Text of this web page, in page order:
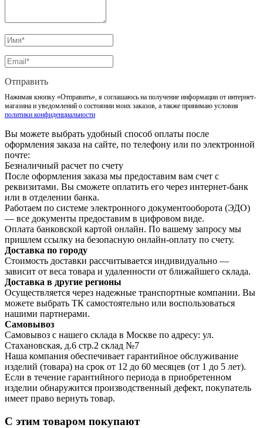
Отправить
Нажимая кнопку «Отправить», я соглашаюсь на получение информации от интернет-
магазина и уведомлений о состоянии моих заказов, а также принимаю условия
политики конфиденциальности
Вы можете выбрать удобный способ оплаты после
оформления заказа на сайте, по телефону или по электронной
почте:
Безналичный расчет по счету
После оформления заказа мы предоставим вам счет с
реквизитами. Вы сможете оплатить его через интернет-банк
или в отделении банка.
Работаем по системе электронного документооборота (ЭДО)
— все документы предоставим в цифровом виде.
Оплата банковской картой онлайн. По вашему запросу мы
пришлем ссылку на безопасную онлайн-оплату по счету.
Доставка по городу
Стоимость доставки рассчитывается индивидуально —
зависит от веса товара и удаленности от ближайшего склада.
Доставка в другие регионы
Осуществляется через надежные транспортные компании. Вы
можете выбрать ТК самостоятельно или воспользоваться
нашими партнерами.
Самовывоз
Самовывоз с нашего склада в Москве по адресу: ул.
Стахановская, д.6 стр.2 склад №7
Наша компания обеспечивает гарантийное обслуживание
изделий (товара) на срок от 12 до 60 месяцев (от 1 до 5 лет).
Если в течение гарантийного периода в приобретенном
изделии обнаружится производственный дефект, покупатель
имеет право вернуть товар.
С этим товаром покупают